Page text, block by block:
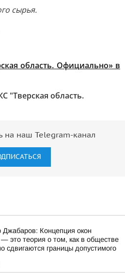
сырья.
область. Официально» в
"Тверская область.
на наш Telegram-канал
Концепция окон
это теория о том, как в обществе
сдвигаются границы допустимого